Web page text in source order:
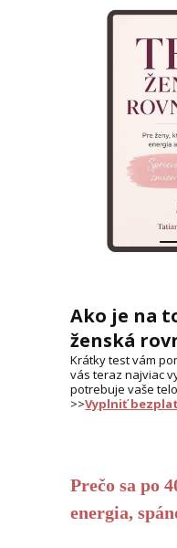
Ako je na
ženská
Krátky test vám
vás teraz najviac
potrebuje vaše
>>Vyplniť
Prečo sa po
energia,